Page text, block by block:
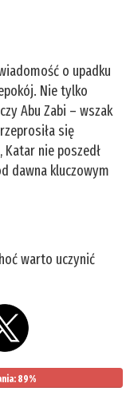
o upadku
Nie tylko
Abu Zabi – wszak
się
nie poszedł
dawna kluczowym
warto uczynić
89%